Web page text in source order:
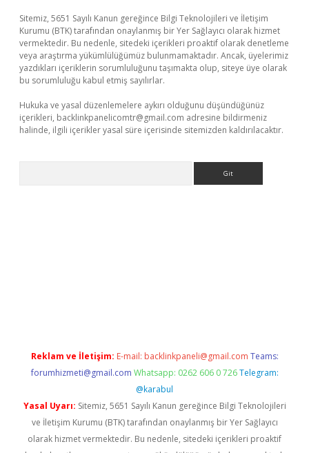
Sitemiz, 5651 Sayılı Kanun gereğince Bilgi Teknolojileri ve İletişim
Kurumu (BTK) tarafından onaylanmış bir Yer Sağlayıcı olarak hizmet
vermektedir. Bu nedenle, sitedeki içerikleri proaktif olarak denetleme
veya araştırma yükümlülüğümüz bulunmamaktadır. Ancak, üyelerimiz
yazdıkları içeriklerin sorumluluğunu taşımakta olup, siteye üye olarak
bu sorumluluğu kabul etmiş sayılırlar.
Hukuka ve yasal düzenlemelere aykırı olduğunu düşündüğünüz
içerikleri, backlinkpanelicomtr@gmail.com adresine bildirmeniz
halinde, ilgili içerikler yasal süre içerisinde sitemizden kaldırılacaktır.
Reklam ve İletişim: E-mail: backlinkpaneli@gmail.com Teams:
forumhizmeti@gmail.com Whatsapp: 0262 606 0 726 Telegram:
@karabul
Yasal Uyarı: Sitemiz, 5651 Sayılı Kanun gereğince Bilgi Teknolojileri
ve İletişim Kurumu (BTK) tarafından onaylanmış bir Yer Sağlayıcı
olarak hizmet vermektedir. Bu nedenle, sitedeki içerikleri proaktif